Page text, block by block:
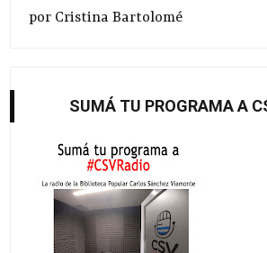
por Cristina Bartolomé
SUMÁ TU PROGRAMA A